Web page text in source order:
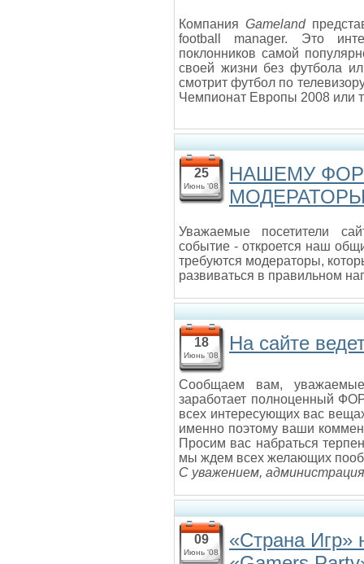
КомпанияGameland
football manager. Это
поклонников самой
своей жизни без футбола
смотрит футбол по
Чемпионат Европы 2008 или
25
Июнь '08
НАШЕМУ
Уважаемые посетители
событие - откроется наш
требуются модераторы,
развиваться в правильном
18
Июнь '08
На сайте
Сообщаем вам,
заработает полноценный
всех интересующих вас
именно поэтому ваши
Просим вас набраться
мы ждем всех желающих
С уважением,
09
Июнь '08
«Страна Игр»